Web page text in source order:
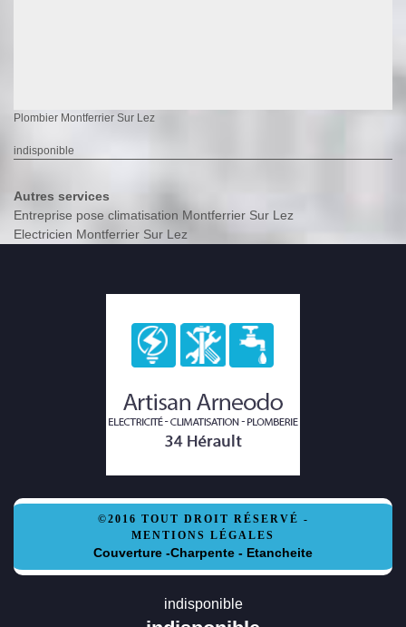
Plombier Montferrier Sur Lez
indisponible
Autres services
Entreprise pose climatisation Montferrier Sur Lez
Electricien Montferrier Sur Lez
©2016 TOUT DROIT RÉSERVÉ -
MENTIONS LÉGALES
Couverture -Charpente - Etancheite
indisponible